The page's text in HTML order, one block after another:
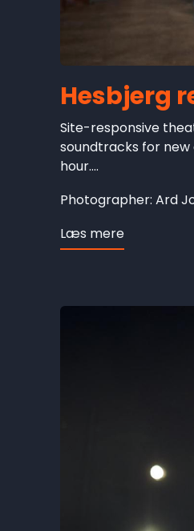
Hesbjerg
Site-responsive
soundtracks for
hour....
Photographer: Ard
Læs mere